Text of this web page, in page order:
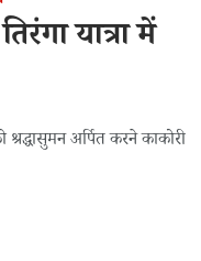
यात्रा में
अर्पित करने काकोरी